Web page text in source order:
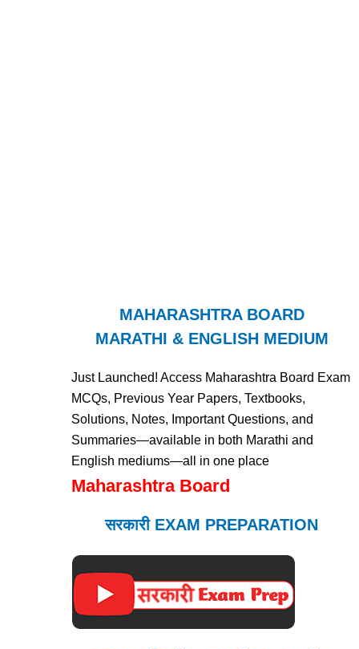
MAHARASHTRA BOARD
MARATHI & ENGLISH MEDIUM
Just Launched! Access Maharashtra Board Exam
MCQs, Previous Year Papers, Textbooks,
Solutions, Notes, Important Questions, and
Summaries—available in both Marathi and
English mediums—all in one place
Maharashtra Board
सरकारी EXAM PREPARATION